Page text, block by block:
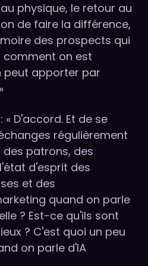
physique, le retour au
de faire la différence,
des prospects qui
comment on est
peut apporter par
« D'accord. Et de se
régulièrement
patrons, des
d'esprit des
et des
quand on parle
? Est-ce qu'ils sont
? C'est quoi un peu
on parle d'IA